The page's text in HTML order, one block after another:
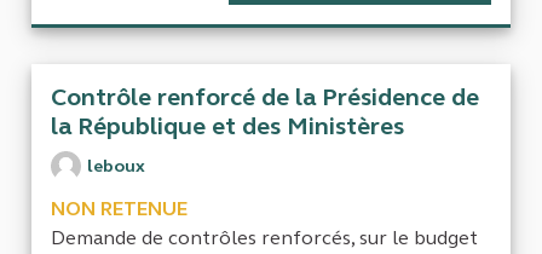
Contrôle renforcé de la Présidence de
la République et des Ministères
leboux
NON RETENUE
Demande de contrôles renforcés, sur le budget